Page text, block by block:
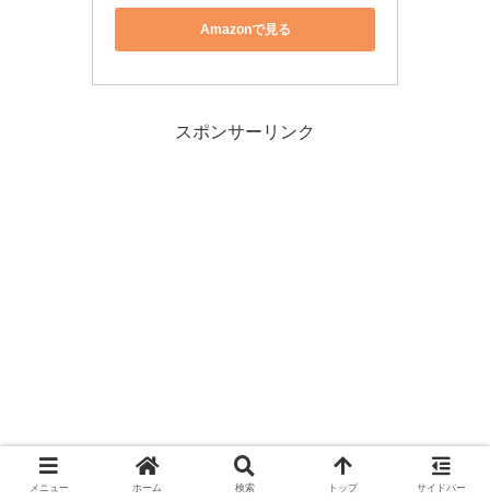
Amazonで見る
スポンサーリンク
メニュー ホーム 検索 トップ サイドバー